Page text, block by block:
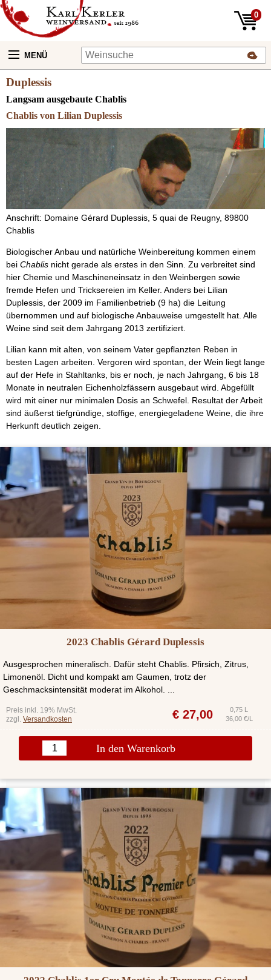
0
MENÜ
Duplessis
Langsam ausgebaute Chablis
Chablis von Lilian Duplessis
Anschrift: Domaine Gérard Duplessis, 5 quai de Reugny, 89800
Chablis
Biologischer Anbau und natürliche Weinbereitung kommen einem
bei Chablis nicht gerade als erstes in den Sinn. Zu verbreitet sind
hier Chemie und Maschineneinsatz in den Weinbergen sowie
fremde Hefen und Tricksereien im Keller. Anders bei Lilian
Duplessis, der 2009 im Familienbetrieb (9 ha) die Leitung
übernommen und auf biologische Anbauweise umgestellt hat. Alle
Weine sind seit dem Jahrgang 2013 zertifiziert.
Lilian kann mit alten, von seinem Vater gepflanzten Reben in
besten Lagen arbeiten. Vergoren wird spontan, der Wein liegt lange
auf der Hefe in Stahltanks, bis er noch, je nach Jahrgang, 6 bis 18
Monate in neutralen Eichenholzfässern ausgebaut wird. Abgefüllt
wird mit einer nur minimalen Dosis an Schwefel. Resultat der Arbeit
sind äußerst tiefgründige, stoffige, energiegeladene Weine, die ihre
Herkunft deutlich zeigen.
2023 Chablis Gérard Duplessis
Ausgesprochen mineralisch. Dafür steht Chablis. Pfirsich, Zitrus,
Limonenöl. Dicht und kompakt am Gaumen, trotz der
Geschmacksintensität moderat im Alkohol. ...
Preis inkl. 19% MwSt.
zzgl. Versandkosten € 27,00
0,75 L
36,00 €/L
In den Warenkorb